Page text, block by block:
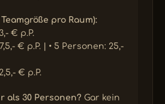
pro Raum):
€ p.P.
€ p.P. | • 5 Personen: 25,-
€ p.P.
als 30 Personen? Gar kein